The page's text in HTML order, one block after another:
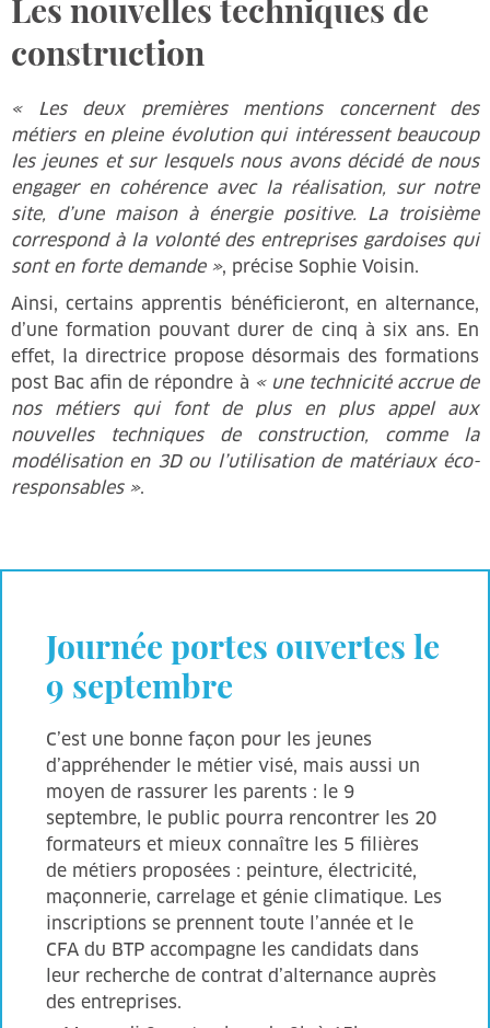
Les nouvelles techniques de
construction
« Les deux premières mentions concernent des
métiers en pleine évolution qui intéressent beaucoup
les jeunes et sur lesquels nous avons décidé de nous
engager en cohérence avec la réalisation, sur notre
site, d’une maison à énergie positive. La troisième
correspond à la volonté des entreprises gardoises qui
sont en forte demande », précise Sophie Voisin.
Ainsi, certains apprentis bénéficieront, en alternance,
d’une formation pouvant durer de cinq à six ans. En
effet, la directrice propose désormais des formations
post Bac afin de répondre à « une technicité accrue de
nos métiers qui font de plus en plus appel aux
nouvelles techniques de construction, comme la
modélisation en 3D ou l’utilisation de matériaux éco-
responsables ».
Journée portes ouvertes le
9 septembre
C’est une bonne façon pour les jeunes
d’appréhender le métier visé, mais aussi un
moyen de rassurer les parents : le 9
septembre, le public pourra rencontrer les 20
formateurs et mieux connaître les 5 filières
de métiers proposées : peinture, électricité,
maçonnerie, carrelage et génie climatique. Les
inscriptions se prennent toute l’année et le
CFA du BTP accompagne les candidats dans
leur recherche de contrat d’alternance auprès
des entreprises.